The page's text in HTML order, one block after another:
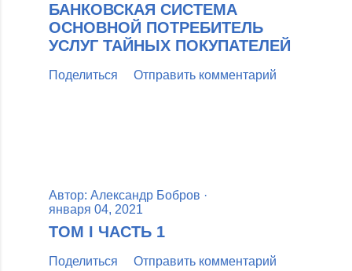
БАНКОВСКАЯ СИСТЕМА
ОСНОВНОЙ ПОТРЕБИТЕЛЬ
УСЛУГ ТАЙНЫХ ПОКУПАТЕЛЕЙ
Поделиться Отправить комментарий
Автор: Александр Бобров
января 04, 2021
ТОМ I ЧАСТЬ 1
Поделиться Отправить комментарий